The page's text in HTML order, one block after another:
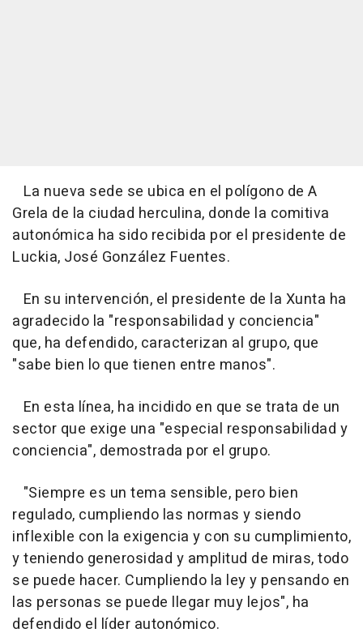
La nueva sede se ubica en el polígono de A
Grela de la ciudad herculina, donde la comitiva
autonómica ha sido recibida por el presidente de
Luckia, José González Fuentes.
En su intervención, el presidente de la Xunta ha
agradecido la "responsabilidad y conciencia"
que, ha defendido, caracterizan al grupo, que
"sabe bien lo que tienen entre manos".
En esta línea, ha incidido en que se trata de un
sector que exige una "especial responsabilidad y
conciencia", demostrada por el grupo.
"Siempre es un tema sensible, pero bien
regulado, cumpliendo las normas y siendo
inflexible con la exigencia y con su cumplimiento,
y teniendo generosidad y amplitud de miras, todo
se puede hacer. Cumpliendo la ley y pensando en
las personas se puede llegar muy lejos", ha
defendido el líder autonómico.